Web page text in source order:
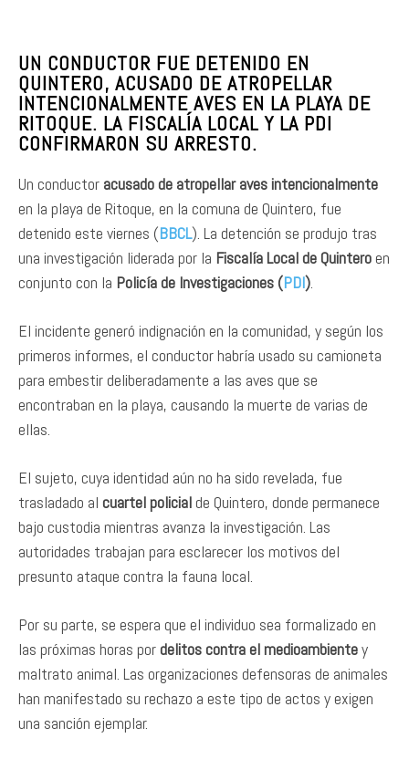
UN CONDUCTOR FUE DETENIDO EN
QUINTERO, ACUSADO DE ATROPELLAR
INTENCIONALMENTE AVES EN LA PLAYA DE
RITOQUE. LA FISCALÍA LOCAL Y LA PDI
CONFIRMARON SU ARRESTO.
Un conductor acusado de atropellar aves intencionalmente
en la playa de Ritoque, en la comuna de Quintero, fue
detenido este viernes (BBCL). La detención se produjo tras
una investigación liderada por la Fiscalía Local de Quinteroen
conjunto con la Policía de Investigaciones (PDI).
El incidente generó indignación en la comunidad, y según los
primeros informes, el conductor habría usado su camioneta
para embestir deliberadamente a las aves que se
encontraban en la playa, causando la muerte de varias de
ellas.
El sujeto, cuya identidad aún no ha sido revelada, fue
trasladado al cuartel policialde Quintero, donde permanece
bajo custodia mientras avanza la investigación. Las
autoridades trabajan para esclarecer los motivos del
presunto ataque contra la fauna local.
Por su parte, se espera que el individuo sea formalizado en
las próximas horas pordelitos contra el medioambientey
maltrato animal. Las organizaciones defensoras de animales
han manifestado su rechazo a este tipo de actos y exigen
una sanción ejemplar.